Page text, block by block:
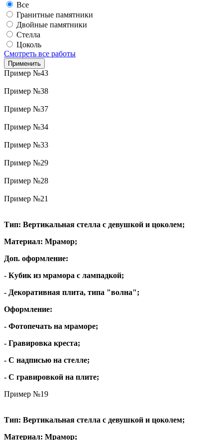
Все
Гранитные памятники
Двойные памятники
Стелла
Цоколь
Смотреть все работы
Пример №43
Пример №38
Пример №37
Пример №34
Пример №33
Пример №29
Пример №28
Пример №21
Тип: Вертикальная стелла с девушкой и цоколем;
Материал: Мрамор;
Доп. оформление:
- Кубик из мрамора с лампадкой;
- Декоративная плита, типа "волна";
Оформление:
- Фотопечать на мраморе;
- Гравировка креста;
- С надписью на стелле;
- С гравировкой на плите;
Пример №19
Тип: Вертикальная стелла с девушкой и цоколем;
Материал: Мрамор;